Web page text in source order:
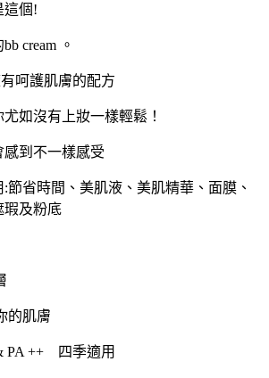
這個!
cream 。
呵護肌膚的配方
如沒有上妝一樣輕鬆！
到不一樣感受
節省時間、美肌液、美肌精華、面膜、
瑕及粉底
的肌膚
PA ++ 四季適用